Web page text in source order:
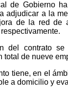
de Gobierno
adjudicar a la
de la red de
del contrato
total de nueve
tiene, en el
a domicilio y